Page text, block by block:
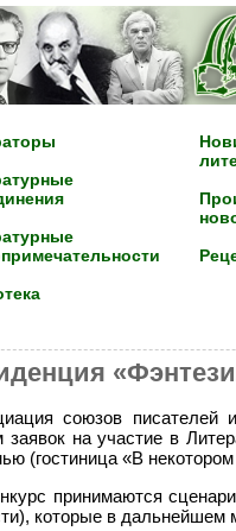
союзов писателей
заявок на участие в
(гостиница «В
принимаются
которые в дальнейшем